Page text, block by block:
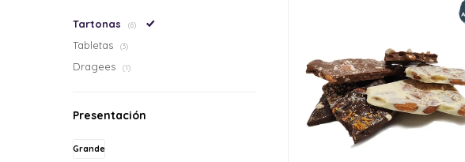
Tartonas (6)
Tabletas (3)
Dragees (1)
Presentación
Grande